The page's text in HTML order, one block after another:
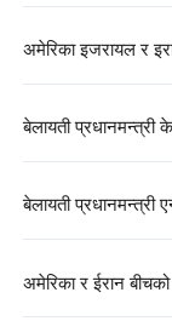
अमेरिका इजरायल र
बेलायती प्रधानमन्त्री
बेलायती प्रधानमन्त्री
अमेरिका र ईरान